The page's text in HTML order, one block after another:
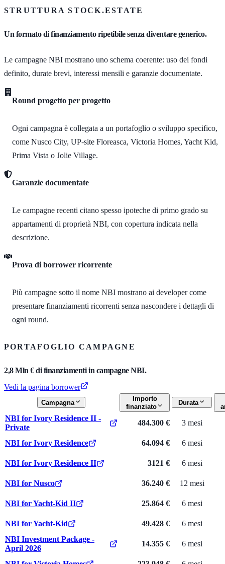
STRUTTURA STOCK.ESTATE
Un formato di finanziamento ripetibile senza diventare generico.
Le campagne NBI mostrano uno schema coerente: uso dei fondi
definito, durate brevi, interessi mensili e garanzie documentate.
Round progetto per progetto
Ogni campagna è collegata a un portafoglio o sviluppo specifico,
come Nusco City, UP-site Floreasca, Victoria Homes, Yacht Kid,
Prima Vista o Jolie Village.
Garanzie documentate
Le campagne recenti citano spesso ipoteche di primo grado su
appartamenti di proprietà NBI, con copertura indicata nella
descrizione.
Prova di borrower ricorrente
Più campagne sotto il nome NBI mostrano ai developer come
presentare finanziamenti ricorrenti senza nascondere i dettagli di
ogni round.
PORTAFOGLIO CAMPAGNE
2,8 Mln € di finanziamenti in campagne NBI.
Vedi la pagina borrower
Campagna
Importo
finanziato
Durata
NBI for Ivory Residence II -
Private
484.300 € 3 mesi
NBI for Ivory Residence 64.094 € 6 mesi
NBI for Ivory Residence II 3121 € 6 mesi
NBI for Nusco 36.240 € 12 mesi
NBI for Yacht-Kid II 25.864 € 6 mesi
NBI for Yacht-Kid 49.428 €
6 mesi
NBI Investment Package -
April 2026
14.355 € 6 mesi